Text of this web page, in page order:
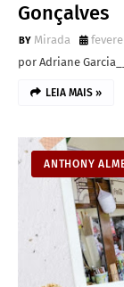
Gonçalves
Mirada
por Adriane Garcia__
LEIA MAIS »
ANTHONY